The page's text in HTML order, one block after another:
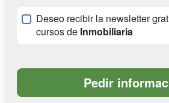
Deseo recibir la newsletter
cursos de Inmobiliaria